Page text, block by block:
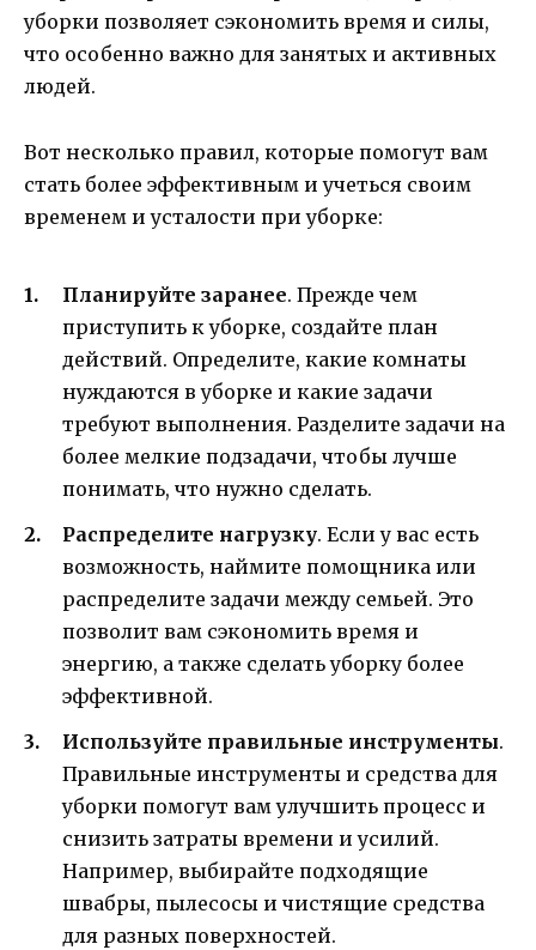
уборки позволяет сэкономить время и силы,
что особенно важно для занятых и активных
людей.
Вот несколько правил, которые помогут вам
стать более эффективным и учеться своим
временем и усталости при уборке:
Планируйте заранее. Прежде чем
приступить к уборке, создайте план
действий. Определите, какие комнаты
нуждаются в уборке и какие задачи
требуют выполнения. Разделите задачи на
более мелкие подзадачи, чтобы лучше
понимать, что нужно сделать.
Распределите нагрузку. Если у вас есть
возможность, наймите помощника или
распределите задачи между семьей. Это
позволит вам сэкономить время и
энергию, а также сделать уборку более
эффективной.
Используйте правильные инструменты.
Правильные инструменты и средства для
уборки помогут вам улучшить процесс и
снизить затраты времени и усилий.
Например, выбирайте подходящие
швабры, пылесосы и чистящие средства
для разных поверхностей.